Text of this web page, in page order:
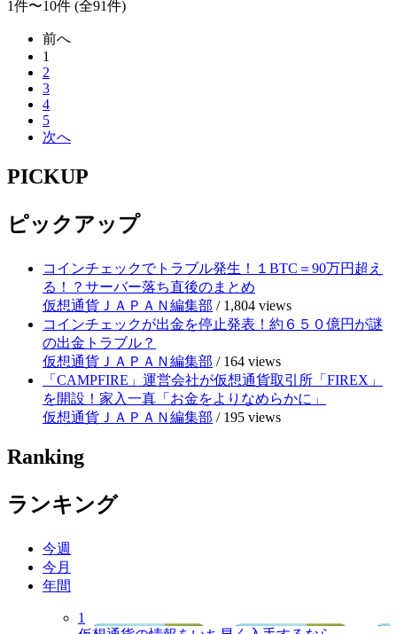
1件〜10件 (全91件)
前へ
1
2
3
4
5
次へ
PICKUP
ピックアップ
コインチェックでトラブル発生！１BTC＝90万円超え
る！？サーバー落ち直後のまとめ
仮想通貨ＪＡＰＡＮ編集部 / 1,804 views
コインチェックが出金を停止発表！約６５０億円が謎
の出金トラブル？
仮想通貨ＪＡＰＡＮ編集部 / 164 views
「CAMPFIRE」運営会社が仮想通貨取引所「FIREX」
を開設！家入一真「お金をよりなめらかに」
仮想通貨ＪＡＰＡＮ編集部 / 195 views
Ranking
ランキング
今週
今月
年間
1